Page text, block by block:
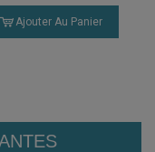
Ajouter Au Panier